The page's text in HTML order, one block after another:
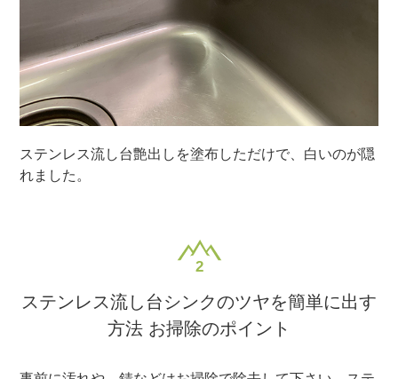
ステンレス流し台艶出しを塗布しただけで、白いのが隠
れました。
ステンレス流し台シンクのツヤを簡単に出す
方法 お掃除のポイント